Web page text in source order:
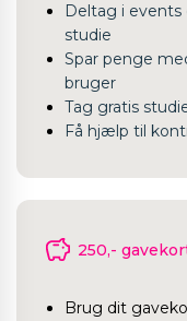
Deltag i events
studie
Spar penge
bruger
Tag gratis
Få hjælp til
250,-
Brug dit